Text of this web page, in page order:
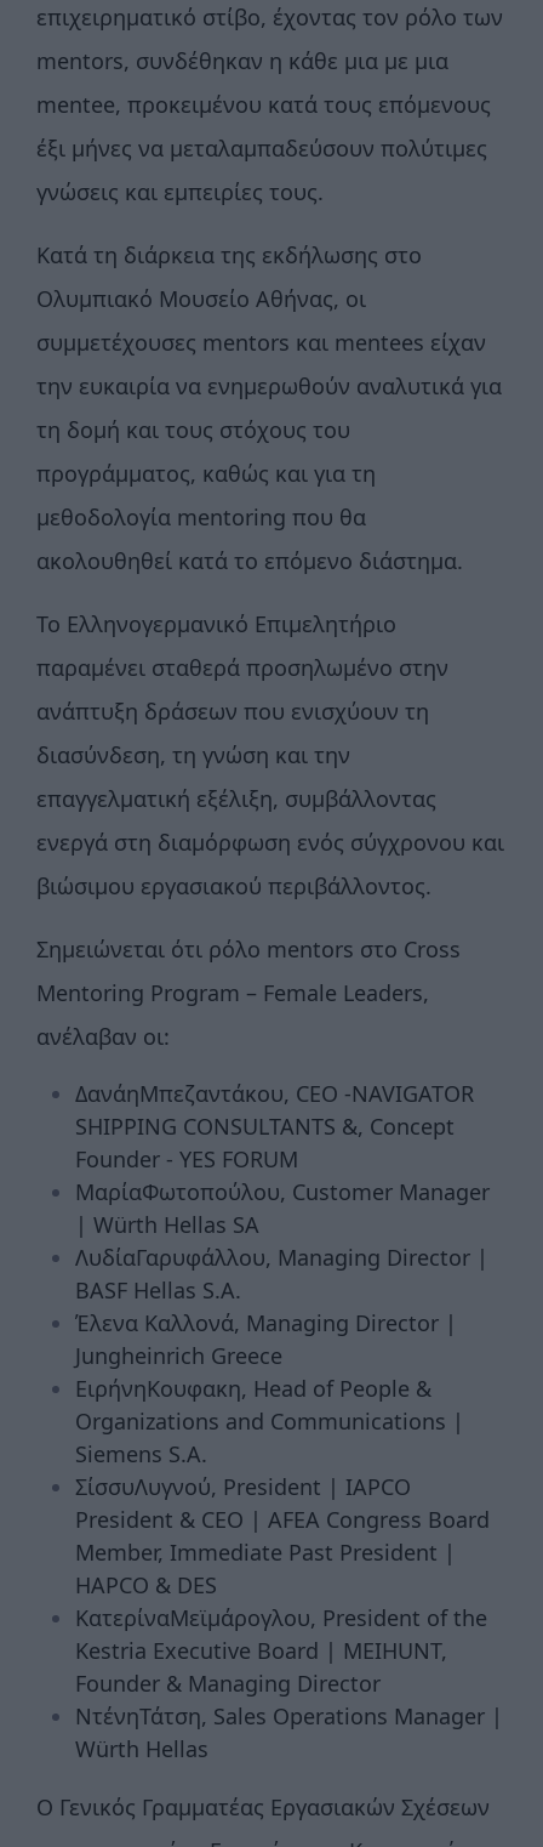
επιχειρηματικό στίβο, έχοντας τον ρόλο των
mentors, συνδέθηκαν η κάθε μια με μια
mentee, προκειμένου κατά τους επόμενους
έξι μήνες να μεταλαμπαδεύσουν πολύτιμες
γνώσεις και εμπειρίες τους.
Κατά τη διάρκεια της εκδήλωσης στο
Ολυμπιακό Μουσείο Αθήνας, οι
συμμετέχουσες mentors και mentees είχαν
την ευκαιρία να ενημερωθούν αναλυτικά για
τη δομή και τους στόχους του
προγράμματος, καθώς και για τη
μεθοδολογία mentoring που θα
ακολουθηθεί κατά το επόμενο διάστημα.
Το Ελληνογερμανικό Επιμελητήριο
παραμένει σταθερά προσηλωμένο στην
ανάπτυξη δράσεων που ενισχύουν τη
διασύνδεση, τη γνώση και την
επαγγελματική εξέλιξη, συμβάλλοντας
ενεργά στη διαμόρφωση ενός σύγχρονου και
βιώσιμου εργασιακού περιβάλλοντος.
Σημειώνεται ότι ρόλο mentors στο Cross
Mentoring Program – Female Leaders,
ανέλαβαν οι:
ΔανάηΜπεζαντάκου, CEO -NAVIGATOR
SHIPPING CONSULTANTS &, Concept
Founder - YES FORUM
ΜαρίαΦωτοπούλου, Customer Manager
| Würth Hellas SA
ΛυδίαΓαρυφάλλου, Managing Director |
BASF Hellas S.A.
Έλενα Καλλονά, Managing Director |
Jungheinrich Greece
ΕιρήνηΚουφακη, Head of People &
Organizations and Communications |
Siemens S.A.
ΣίσσυΛυγνού, President | IAPCO
President & CEO | AFEA Congress Board
Member, Immediate Past President |
HAPCO & DES
ΚατερίναΜεϊμάρογλου, President of the
Kestria Executive Board | ΜΕΙΗUNT,
Founder & Managing Director
ΝτένηΤάτση, Sales Operations Manager |
Würth Hellas
Ο Γενικός Γραμματέας Εργασιακών Σχέσεων